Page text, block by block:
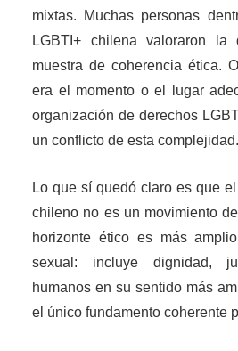
mixtas. Muchas personas
LGBTI+ chilena valoraron la
muestra de coherencia ética.
era el momento o el lugar
organización de derechos
un conflicto de esta complejidad.
Lo que sí quedó claro es que
chileno no es un movimiento
horizonte ético es más
sexual: incluye dignidad,
humanos en su sentido más
el único fundamento coherente